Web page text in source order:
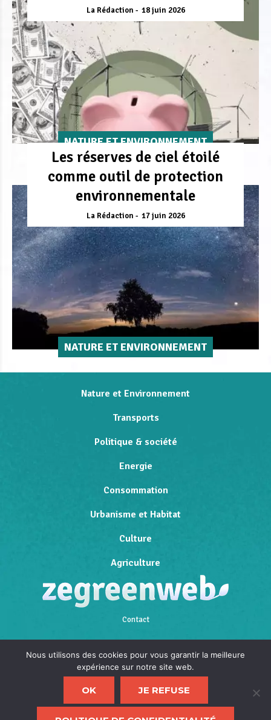
La Rédaction 18 juin 2026
NATURE ET ENVIRONNEMENT
Les réserves de ciel étoilé
comme outil de protection
environnementale
La Rédaction 17 juin 2026
NATURE ET ENVIRONNEMENT
Nature et Environnement
Transports
Politique & société
Energie
Consommation
Urbanisme et Habitat
Culture
Agriculture
Contact
Mentions légales
Politique de confidentialité
Nous utilisons des cookies pour vous garantir la meilleure
expérience sur notre site web.
OK JE REFUSE